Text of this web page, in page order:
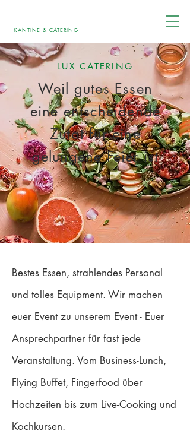
KANTINE & CATERING
LUX CATERING
Weil gutes Essen
eine entscheidende
Zutat für eine
gelungene Feier ist
Bestes Essen, strahlendes Personal
und tolles Equipment. Wir machen
euer Event zu unserem Event - Euer
Ansprechpartner für fast jede
Veranstaltung. Vom Business-Lunch,
Flying Buffet, Fingerfood über
Hochzeiten bis zum Live-Cooking und
Kochkursen.